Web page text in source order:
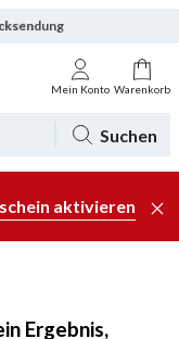
Mein Konto Warenkorb
Suchen
aktivieren
Ergebnis,